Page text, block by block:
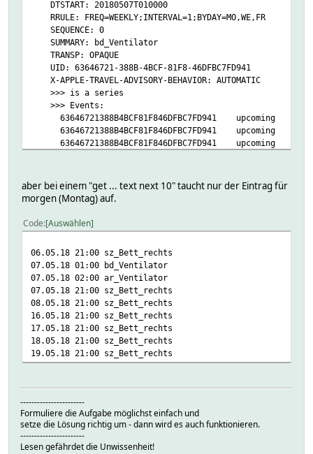
DTSTART: 20180507T010000
RRULE: FREQ=WEEKLY;INTERVAL=1;BYDAY=MO,WE,FR
SEQUENCE: 0
SUMMARY: bd_Ventilator
TRANSP: OPAQUE
UID: 63646721-388B-4BCF-81F8-46DFBC7FD941
X-APPLE-TRAVEL-ADVISORY-BEHAVIOR: AUTOMATIC
>>> is a series
>>> Events:
63646721388B4BCF81F846DFBC7FD941
63646721388B4BCF81F846DFBC7FD941
63646721388B4BCF81F846DFBC7FD941
aber bei einem "get ... text next 10" taucht nur der Eintrag für
morgen (Montag) auf.
Code Auswählen
06.05.18 21:00 sz_Bett_rechts
07.05.18 01:00 bd_Ventilator
07.05.18 02:00 ar_Ventilator
07.05.18 21:00 sz_Bett_rechts
08.05.18 21:00 sz_Bett_rechts
16.05.18 21:00 sz_Bett_rechts
17.05.18 21:00 sz_Bett_rechts
18.05.18 21:00 sz_Bett_rechts
19.05.18 21:00 sz_Bett_rechts
-----------------------
Formuliere die Aufgabe möglichst einfach und
setze die Lösung richtig um - dann wird es auch funktionieren.
-----------------------
Lesen gefährdet die Unwissenheit!